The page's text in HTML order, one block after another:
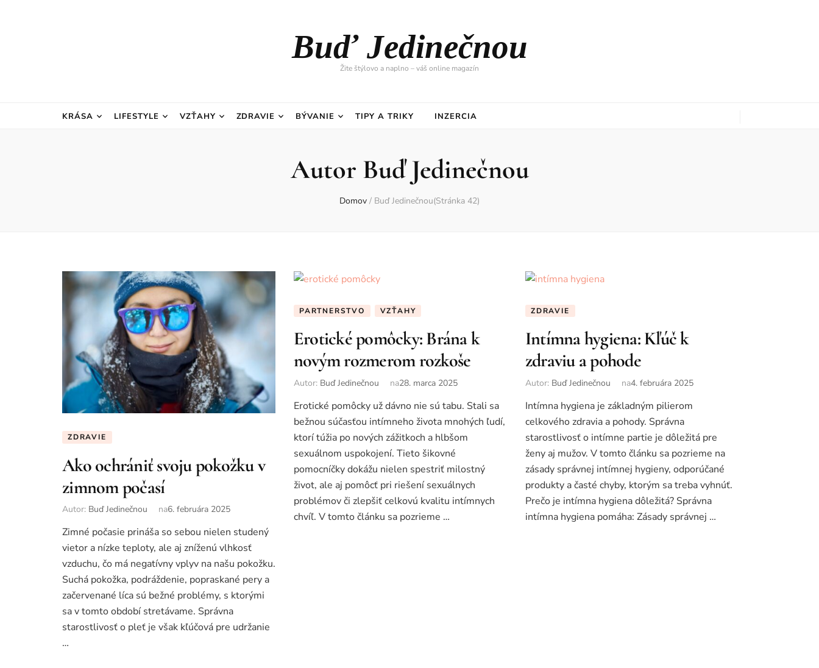
Buď Jedinečnou
Žite štýlovo a naplno – váš online magazín
KRÁSA LIFESTYLE VZŤAHY ZDRAVIE BÝVANIE TIPY A TRIKY INZERCIA
Autor Buď Jedinečnou
Domov / Buď Jedinečnou(Stránka 42)
ZDRAVIE
Ako ochrániť svoju pokožku v
zimnom počasí
Autor: Buď Jedinečnou na6. februára 2025
Zimné počasie prináša so sebou nielen studený
vietor a nízke teploty, ale aj zníženú vlhkosť
vzduchu, čo má negatívny vplyv na našu pokožku.
Suchá pokožka, podráždenie, popraskané pery a
začervenané líca sú bežné problémy, s ktorými
sa v tomto období stretávame. Správna
starostlivosť o pleť je však kľúčová pre udržanie
…
PARTNERSTVO VZŤAHY
Erotické pomôcky: Brána k
novým rozmerom rozkoše
Autor: Buď Jedinečnou na28. marca 2025
Erotické pomôcky už dávno nie sú tabu. Stali sa
bežnou súčasťou intímneho života mnohých ľudí,
ktorí túžia po nových zážitkoch a hlbšom
sexuálnom uspokojení. Tieto šikovné
pomocníčky dokážu nielen spestriť milostný
život, ale aj pomôcť pri riešení sexuálnych
problémov či zlepšiť celkovú kvalitu intímnych
chvíľ. V tomto článku sa pozrieme …
ZDRAVIE
Intímna hygiena: Kľúč k
zdraviu a pohode
Autor: Buď Jedinečnou na4. februára 2025
Intímna hygiena je základným pilierom
celkového zdravia a pohody. Správna
starostlivosť o intímne partie je dôležitá pre
ženy aj mužov. V tomto článku sa pozrieme na
zásady správnej intímnej hygieny, odporúčané
produkty a časté chyby, ktorým sa treba vyhnúť.
Prečo je intímna hygiena dôležitá? Správna
intímna hygiena pomáha: Zásady správnej …